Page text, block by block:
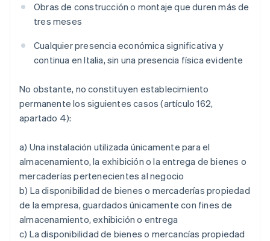
Obras de construcción o montaje que duren más de
tres meses
Cualquier presencia económica significativa y
continua en Italia, sin una presencia física evidente
No obstante, no constituyen establecimiento
permanente los siguientes casos (artículo 162,
apartado 4):
a) Una instalación utilizada únicamente para el
almacenamiento, la exhibición o la entrega de bienes o
mercaderías pertenecientes al negocio
b) La disponibilidad de bienes o mercaderías propiedad
de la empresa, guardados únicamente con fines de
almacenamiento, exhibición o entrega
c) La disponibilidad de bienes o mercancías propiedad